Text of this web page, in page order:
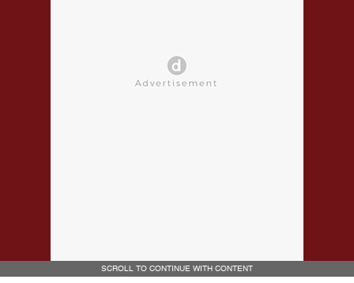
SCROLL TO CONTINUE WITH CONTENT